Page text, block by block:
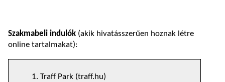
Szakmabeli indulók (akik hivatásszerűen hoznak létre
online tartalmakat):
1. Traff Park (traff.hu)